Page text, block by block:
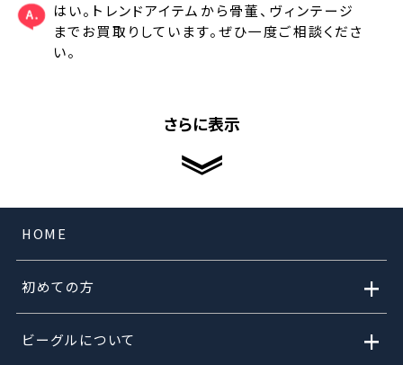
はい。トレンドアイテムから骨董、ヴィンテージ
までお買取りしています。ぜひ一度ご相談くださ
い。
さらに表示
HOME
初めての方 +
ビーグルについて +